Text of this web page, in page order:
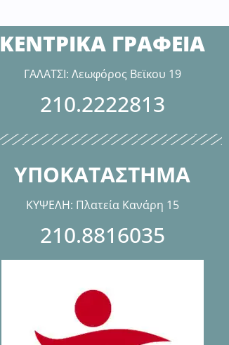
ΚΕΝΤΡΙΚΑ ΓΡΑΦΕΙΑ
ΓΑΛΑΤΣΙ: Λεωφόρος Βεϊκου 19
210.2222813
ΥΠΟΚΑΤΑΣΤΗΜΑ
ΚΥΨΕΛΗ: Πλατεία Κανάρη 15
210.8816035